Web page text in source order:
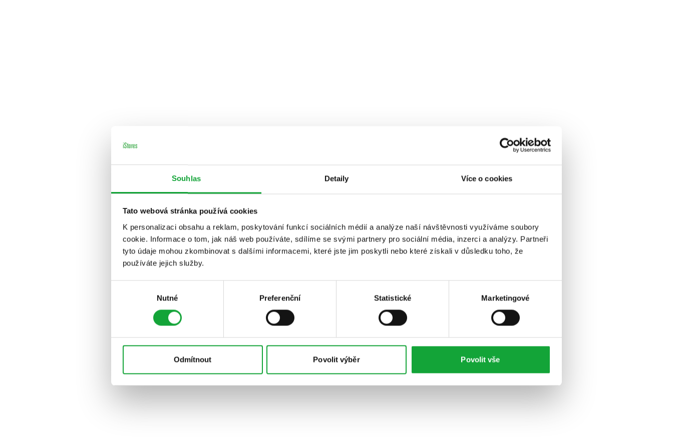
Souhlas Detaily Více o cookies
Tato webová stránka používá cookies
K personalizaci obsahu a reklam, poskytování funkcí sociálních médií a analýze naší návštěvnosti využíváme soubory
cookie. Informace o tom, jak náš web používáte, sdílíme se svými partnery pro sociální média, inzerci a analýzy. Partneři
tyto údaje mohou zkombinovat s dalšími informacemi, které jste jim poskytli nebo které získali v důsledku toho, že
používáte jejich služby.
Nutné Preferenční Statistické Marketingové
Odmítnout Povolit výběr Povolit vše